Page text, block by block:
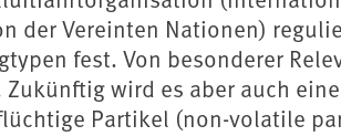
der Vereinten Nationen)
fest. Von besonderer
wird es aber auch
Partikel (non-volatile